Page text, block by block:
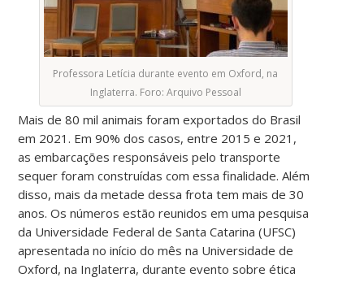
Professora Letícia durante evento em Oxford, na
Inglaterra. Foro: Arquivo Pessoal
Mais de 80 mil animais foram exportados do Brasil
em 2021. Em 90% dos casos, entre 2015 e 2021,
as embarcações responsáveis pelo transporte
sequer foram construídas com essa finalidade. Além
disso, mais da metade dessa frota tem mais de 30
anos. Os números estão reunidos em uma pesquisa
da Universidade Federal de Santa Catarina (UFSC)
apresentada no início do mês na Universidade de
Oxford, na Inglaterra, durante evento sobre ética